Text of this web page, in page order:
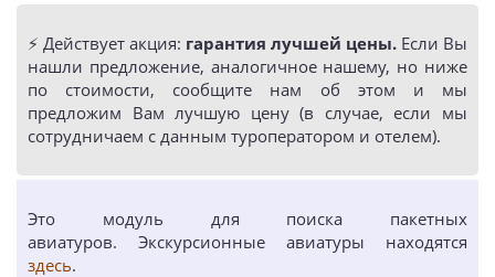
⚡️ Действует акция: гарантия лучшей цены. Если Вы
нашли предложение, аналогичное нашему, но ниже
по стоимости, сообщите нам об этом и мы
предложим Вам лучшую цену (в случае, если мы
сотрудничаем с данным туроператором и отелем).
Это модуль для поиска пакетных
авиатуров. Экскурсионные авиатуры находятся
здесь.